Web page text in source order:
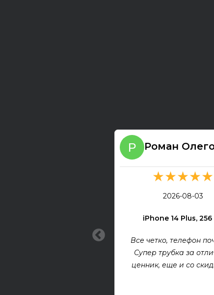
Роман
★★★★★
2026-08-03
iPhone 14 Plus, 256
Все четко, телефон
Супер трубка за
ценник, еще и со